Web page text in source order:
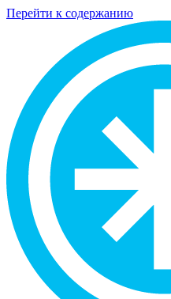
Перейти к содержанию